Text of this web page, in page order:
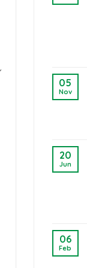
05
Nov
20
Jun
06
Feb